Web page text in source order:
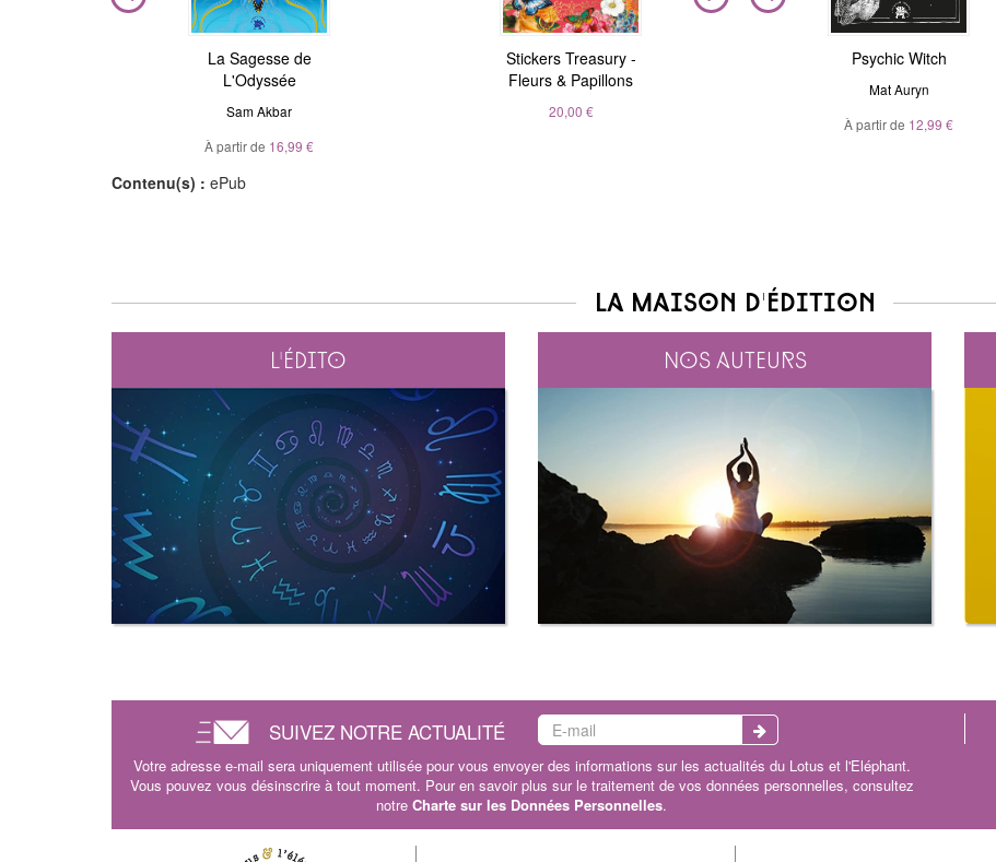
La Sagesse de
L'Odyssée
Sam Akbar
À partir de 16,99 €
Stickers Treasury -
Fleurs & Papillons
20,00 €
Magic Stickers - Nature
André Sanchez
20,00 €
Astrologie de l'âme
Julie Gorse,Christian Maillé
Nous sommes tous
clairvoyants
Belinda Grace
Psychic Witch
Mat Auryn
À partir de 12,99 €
Contenu(s) : ePub
La maison d'édition
L'édito Nos auteurs
SUIVEZ NOTRE ACTUALITÉ
Votre adresse e-mail sera uniquement utilisée pour vous envoyer des informations sur les actualités du Lotus et l'Eléphant.
Vous pouvez vous désinscrire à tout moment. Pour en savoir plus sur le traitement de vos données personnelles, consultez
notre Charte sur les Données Personnelles.